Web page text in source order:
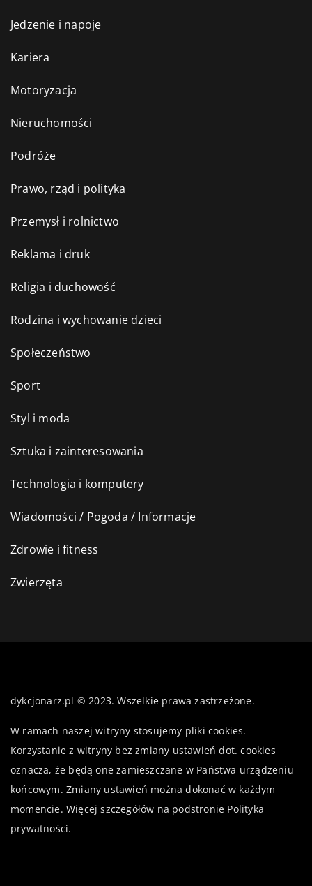
Jedzenie i napoje
Kariera
Motoryzacja
Nieruchomości
Podróże
Prawo, rząd i polityka
Przemysł i rolnictwo
Reklama i druk
Religia i duchowość
Rodzina i wychowanie dzieci
Społeczeństwo
Sport
Styl i moda
Sztuka i zainteresowania
Technologia i komputery
Wiadomości / Pogoda / Informacje
Zdrowie i fitness
Zwierzęta
dykcjonarz.pl © 2023. Wszelkie prawa zastrzeżone.
W ramach naszej witryny stosujemy pliki cookies.
Korzystanie z witryny bez zmiany ustawień dot. cookies
oznacza, że będą one zamieszczane w Państwa urządzeniu
końcowym. Zmiany ustawień można dokonać w każdym
momencie. Więcej szczegółów na podstronie Polityka
prywatności.